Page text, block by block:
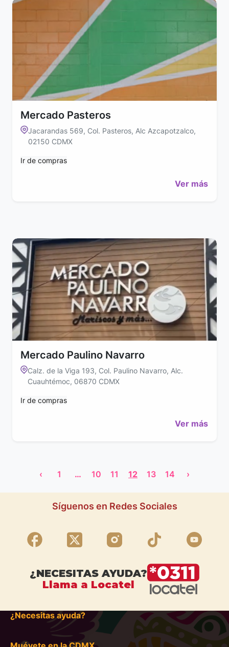
Mercado Pasteros
Jacarandas 569, Col. Pasteros, Alc Azcapotzalco,
02150 CDMX
Ir de compras
Ver más
Mercado Paulino Navarro
Calz. de la Viga 193, Col. Paulino Navarro, Alc.
Cuauhtémoc, 06870 CDMX
Ir de compras
Ver más
‹ 1 … 10 11 12 13 14 ›
Síguenos en Redes Sociales
¿NECESITAS AYUDA?
Llama a Locatel
¿Necesitas ayuda?